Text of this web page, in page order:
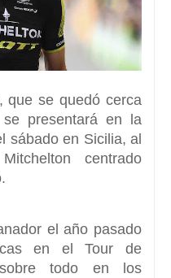
que se quedó cerca
presentará en la
sábado en Sicilia, al
Mitcheltoncentrado
el año pasado
en el Tour de
todo en los